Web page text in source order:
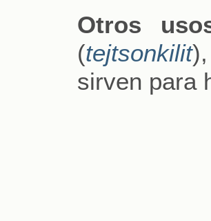
Otros
(tejtsonkilit
sirven para